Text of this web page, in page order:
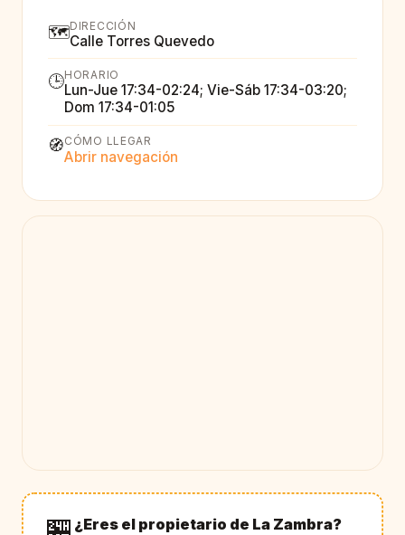
🗺️DIRECCIÓN
Calle Torres Quevedo
🕒HORARIO
Lun-Jue 17:34-02:24; Vie-Sáb 17:34-03:20;
Dom 17:34-01:05
🧭CÓMO LLEGAR
Abrir navegación
¿Eres el propietario de La Zambra?